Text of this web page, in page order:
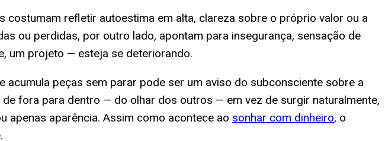
refletir autoestima em alta, clareza sobre o próprio valor ou a
ou perdidas, por outro lado, apontam para insegurança, sensação de
um projeto — esteja se deteriorando.
peças sem parar pode ser um aviso do subconsciente sobre a
fora para dentro — do olhar dos outros — em vez de surgir naturalmente,
apenas aparência. Assim como acontece ao sonhar com dinheiro, o